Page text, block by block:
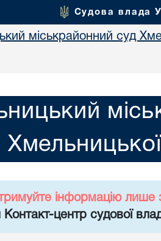
Судова влада
міськрайонний суд
інформацію лише
центр судової